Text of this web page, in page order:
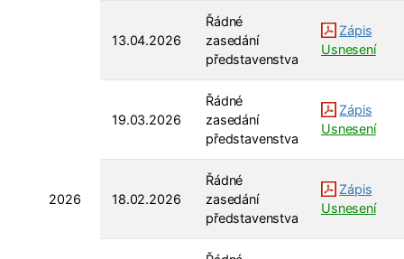
2026
13.04.2026
Řádné
zasedání
představenstva
Zápis
Usnesení
19.03.2026
Řádné
zasedání
představenstva
Zápis
Usnesení
18.02.2026
Řádné
zasedání
představenstva
Zápis
Usnesení